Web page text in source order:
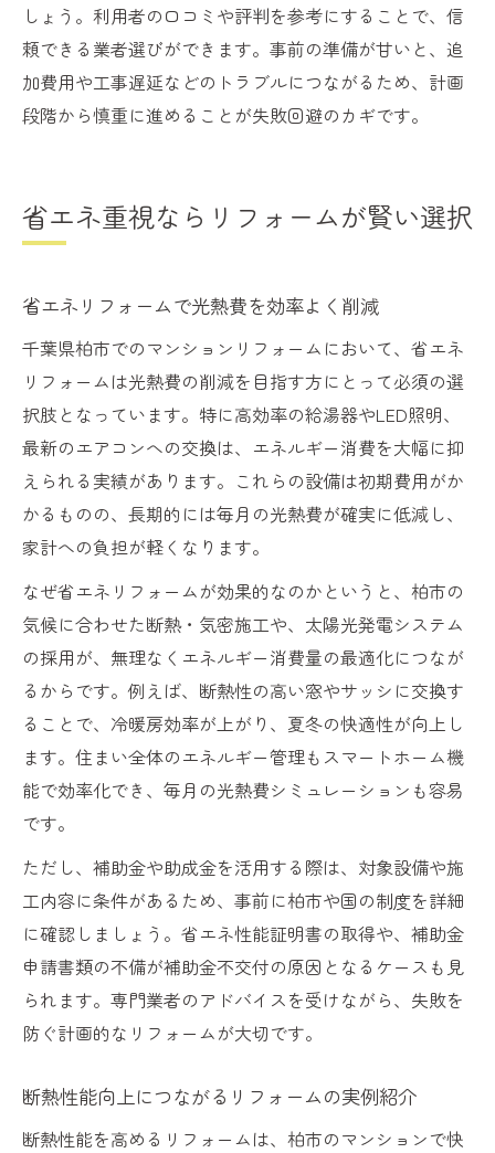
しょう。利用者の口コミや評判を参考にすることで、信
頼できる業者選びができます。事前の準備が甘いと、追
加費用や工事遅延などのトラブルにつながるため、計画
段階から慎重に進めることが失敗回避のカギです。
省エネ重視ならリフォームが賢い選択
省エネリフォームで光熱費を効率よく削減
千葉県柏市でのマンションリフォームにおいて、省エネ
リフォームは光熱費の削減を目指す方にとって必須の選
択肢となっています。特に高効率の給湯器やLED照明、
最新のエアコンへの交換は、エネルギー消費を大幅に抑
えられる実績があります。これらの設備は初期費用がか
かるものの、長期的には毎月の光熱費が確実に低減し、
家計への負担が軽くなります。
なぜ省エネリフォームが効果的なのかというと、柏市の
気候に合わせた断熱・気密施工や、太陽光発電システム
の採用が、無理なくエネルギー消費量の最適化につなが
るからです。例えば、断熱性の高い窓やサッシに交換す
ることで、冷暖房効率が上がり、夏冬の快適性が向上し
ます。住まい全体のエネルギー管理もスマートホーム機
能で効率化でき、毎月の光熱費シミュレーションも容易
です。
ただし、補助金や助成金を活用する際は、対象設備や施
工内容に条件があるため、事前に柏市や国の制度を詳細
に確認しましょう。省エネ性能証明書の取得や、補助金
申請書類の不備が補助金不交付の原因となるケースも見
られます。専門業者のアドバイスを受けながら、失敗を
防ぐ計画的なリフォームが大切です。
断熱性能向上につながるリフォームの実例紹介
断熱性能を高めるリフォームは、柏市のマンションで快